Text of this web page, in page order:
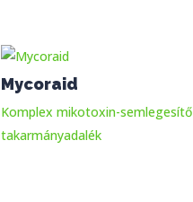
Mycoraid
Komplex mikotoxin-semlegesítő
takarmányadalék